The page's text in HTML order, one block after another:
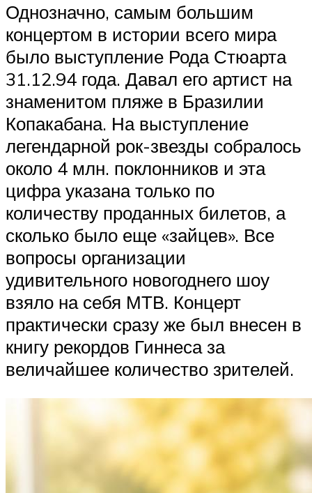
Однозначно, самым большим
концертом в истории всего мира
было выступление Рода Стюарта
31.12.94 года. Давал его артист на
знаменитом пляже в Бразилии
Копакабана. На выступление
легендарной рок-звезды собралось
около 4 млн. поклонников и эта
цифра указана только по
количеству проданных билетов, а
сколько было еще «зайцев». Все
вопросы организации
удивительного новогоднего шоу
взяло на себя МТВ. Концерт
практически сразу же был внесен в
книгу рекордов Гиннеса за
величайшее количество зрителей.